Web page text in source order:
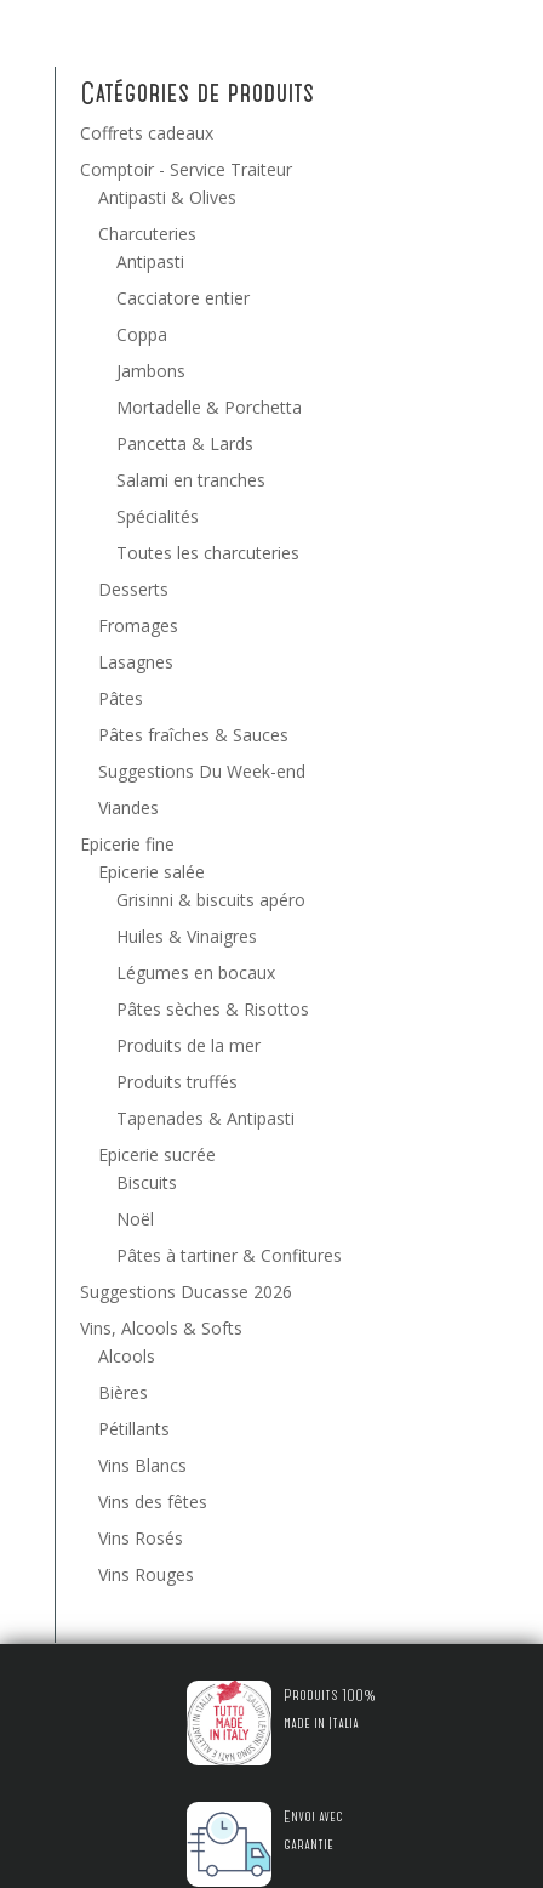
Catégories de produits
Coffrets cadeaux
Comptoir - Service Traiteur
Antipasti & Olives
Charcuteries
Antipasti
Cacciatore entier
Coppa
Jambons
Mortadelle & Porchetta
Pancetta & Lards
Salami en tranches
Spécialités
Toutes les charcuteries
Desserts
Fromages
Lasagnes
Pâtes
Pâtes fraîches & Sauces
Suggestions Du Week-end
Viandes
Epicerie fine
Epicerie salée
Grisinni & biscuits apéro
Huiles & Vinaigres
Légumes en bocaux
Pâtes sèches & Risottos
Produits de la mer
Produits truffés
Tapenades & Antipasti
Epicerie sucrée
Biscuits
Noël
Pâtes à tartiner & Confitures
Suggestions Ducasse 2026
Vins, Alcools & Softs
Alcools
Bières
Pétillants
Vins Blancs
Vins des fêtes
Vins Rosés
Vins Rouges
Produits 100%
made in Italia
Envoi avec
garantie